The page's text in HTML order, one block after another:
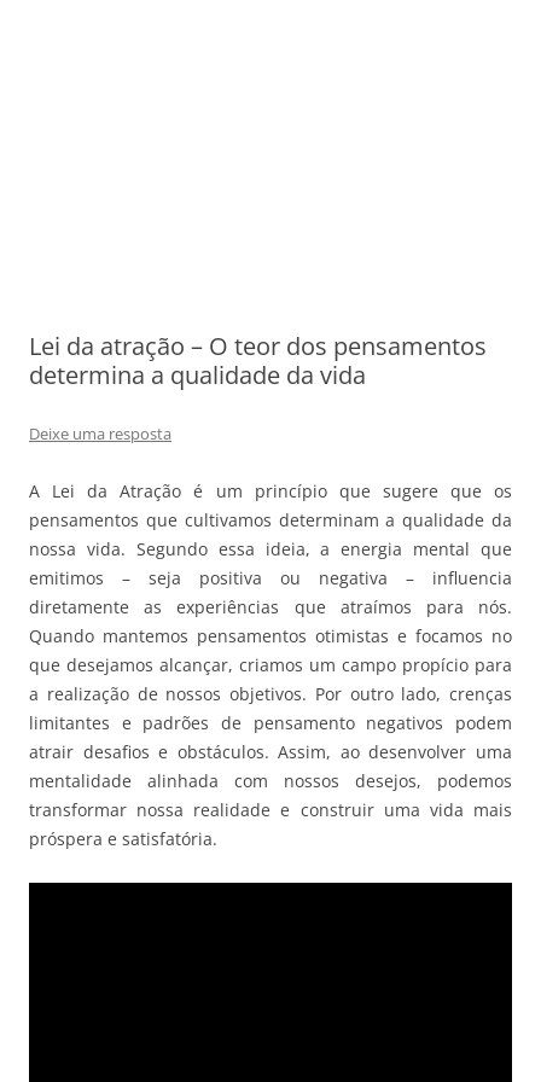
Lei da atração – O teor dos pensamentos
determina a qualidade da vida
Deixe uma resposta
A Lei da Atração é um princípio que sugere que os
pensamentos que cultivamos determinam a qualidade da
nossa vida. Segundo essa ideia, a energia mental que
emitimos – seja positiva ou negativa – influencia
diretamente as experiências que atraímos para nós.
Quando mantemos pensamentos otimistas e focamos no
que desejamos alcançar, criamos um campo propício para
a realização de nossos objetivos. Por outro lado, crenças
limitantes e padrões de pensamento negativos podem
atrair desafios e obstáculos. Assim, ao desenvolver uma
mentalidade alinhada com nossos desejos, podemos
transformar nossa realidade e construir uma vida mais
próspera e satisfatória.